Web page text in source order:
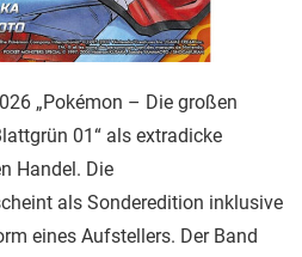
„Pokémon – Die großen
01“ als extradicke
Handel. Die
als Sonderedition inklusive
eines Aufstellers. Der Band